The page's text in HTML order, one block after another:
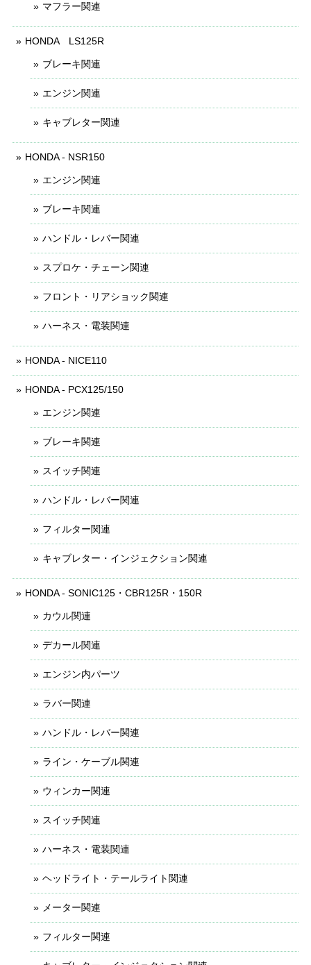
マフラー関連
HONDA LS125R
ブレーキ関連
エンジン関連
キャブレター関連
HONDA - NSR150
エンジン関連
ブレーキ関連
ハンドル・レバー関連
スプロケ・チェーン関連
フロント・リアショック関連
ハーネス・電装関連
HONDA - NICE110
HONDA - PCX125/150
エンジン関連
ブレーキ関連
スイッチ関連
ハンドル・レバー関連
フィルター関連
キャブレター・インジェクション関連
HONDA - SONIC125・CBR125R・150R
カウル関連
デカール関連
エンジン内パーツ
ラバー関連
ハンドル・レバー関連
ライン・ケーブル関連
ウィンカー関連
スイッチ関連
ハーネス・電装関連
ヘッドライト・テールライト関連
メーター関連
フィルター関連